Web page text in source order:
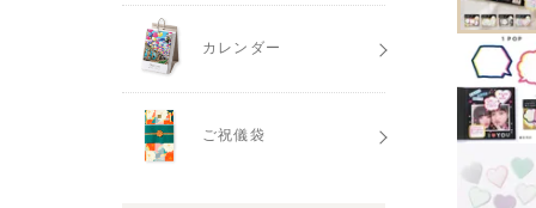
カレンダー
ご祝儀袋